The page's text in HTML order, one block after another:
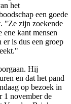
het
een goede
"Ze zijn zoekende
kant mensen
is dus een groep
Hij
en dat het pand
op bezoek in
1 november de